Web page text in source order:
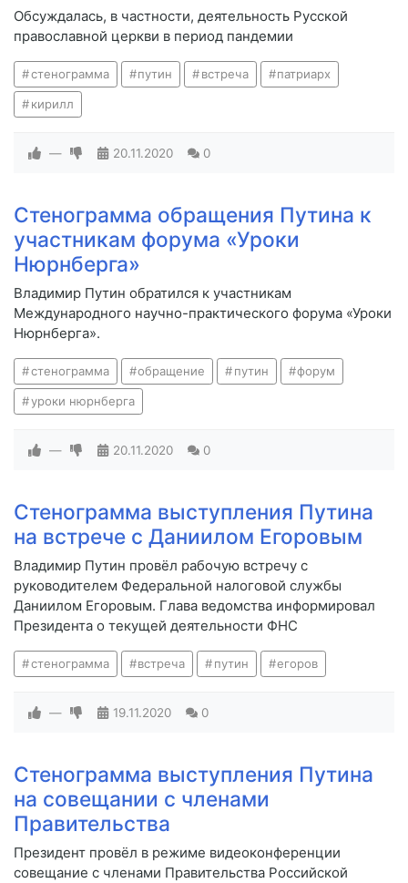
Обсуждалась, в частности, деятельность Русской
православной церкви в период пандемии
стенограмма путин встреча патриарх
кирилл
— 20.11.2020 0
Стенограмма обращения Путина к
участникам форума «Уроки
Нюрнберга»
Владимир Путин обратился к участникам
Международного научно-практического форума «Уроки
Нюрнберга».
стенограмма обращение путин форум
уроки нюрнберга
— 20.11.2020 0
Стенограмма выступления Путина
на встрече с Даниилом Егоровым
Владимир Путин провёл рабочую встречу с
руководителем Федеральной налоговой службы
Даниилом Егоровым. Глава ведомства информировал
Президента о текущей деятельности ФНС
стенограмма встреча путин егоров
— 19.11.2020 0
Стенограмма выступления Путина
на совещании с членами
Правительства
Президент провёл в режиме видеоконференции
совещание с членами Правительства Российской